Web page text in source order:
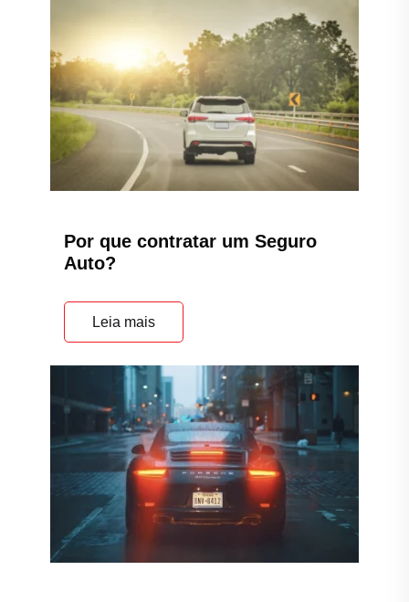
Por que contratar um Seguro
Auto?
Leia mais